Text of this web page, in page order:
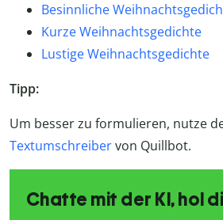
Besinnliche
Kurze Weihnachtsgedichte
Lustige Weihnachtsgedichte
Tipp:
Um besser zu formulieren, nutze
Textumschreibervon Quillbot.
Chatte mit der KI, hol